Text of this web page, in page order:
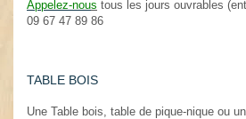
Appelez-nous tous les jours ouvrables
09 67 47 89 86
TABLE BOIS
Une Table bois, table de pique-nique ou